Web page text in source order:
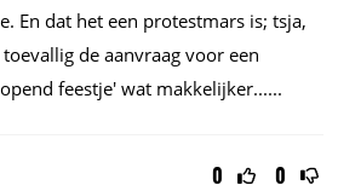
En dat het een protestmars is; tsja,
de aanvraag voor een
feestje' wat makkelijker......
0 0